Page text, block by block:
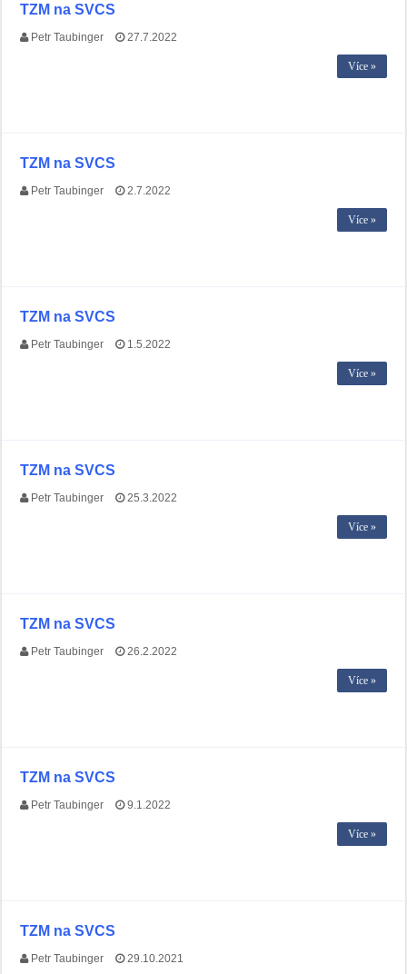
TZM na SVCS
Petr Taubinger 27.7.2022
Více »
TZM na SVCS
Petr Taubinger 2.7.2022
Více »
TZM na SVCS
Petr Taubinger 1.5.2022
Více »
TZM na SVCS
Petr Taubinger 25.3.2022
Více »
TZM na SVCS
Petr Taubinger 26.2.2022
Více »
TZM na SVCS
Petr Taubinger 9.1.2022
Více »
TZM na SVCS
Petr Taubinger 29.10.2021